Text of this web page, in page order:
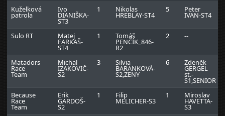
Kuželková
patrola
Ivo
DIANIŠKA-
ST3
1 Nikolas
HREBLAY-ST4
5 Peter
IVAN-ST4
Sulo RT Matej
FARKAŠ-
ST4
1 Tomáš
PENČÍK_846-
R2
2 --
Matadors
Race
Team
Michal
IZAKOVIČ-
S2
3 Silvia
BARANKOVÁ-
S2,ZENY
6 Zdeněk
GERGEL
st.-
S1,SENIOR
Because
Race
Team
Erik
GARDOŠ-
S2
1 Filip
MELICHER-S3
1 Miroslav
HAVETTA-
S3